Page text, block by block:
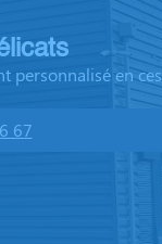
personnalisé en ces
67